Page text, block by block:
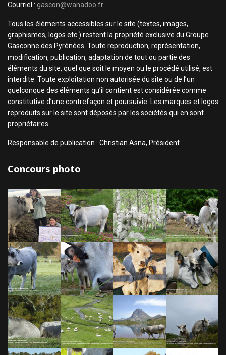
Courriel : gascon@wanadoo.fr
Tous les éléments accessibles sur le site (textes, images,
graphismes, logos etc.) restent la propriété exclusive du Groupe
Gasconne des Pyrénées. Toute reproduction, représentation,
modification, publication, adaptation de tout ou partie des
éléments du site, quel que soit le moyen ou le procédé utilisé, est
interdite. Toute exploitation non autorisée du site ou de l’un
quelconque des éléments qu’il contient est considérée comme
constitutive d’une contrefaçon et poursuivie. Les marques et logos
reproduits sur le site sont déposés par les sociétés qui en sont
propriétaires.
Responsable de publication : Christian Asna, Président
Concours photo